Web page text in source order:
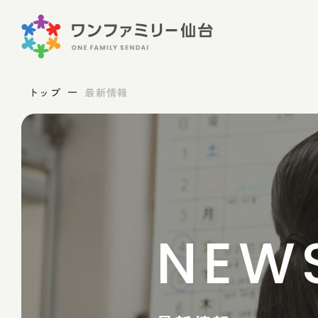
トップ 最新情報